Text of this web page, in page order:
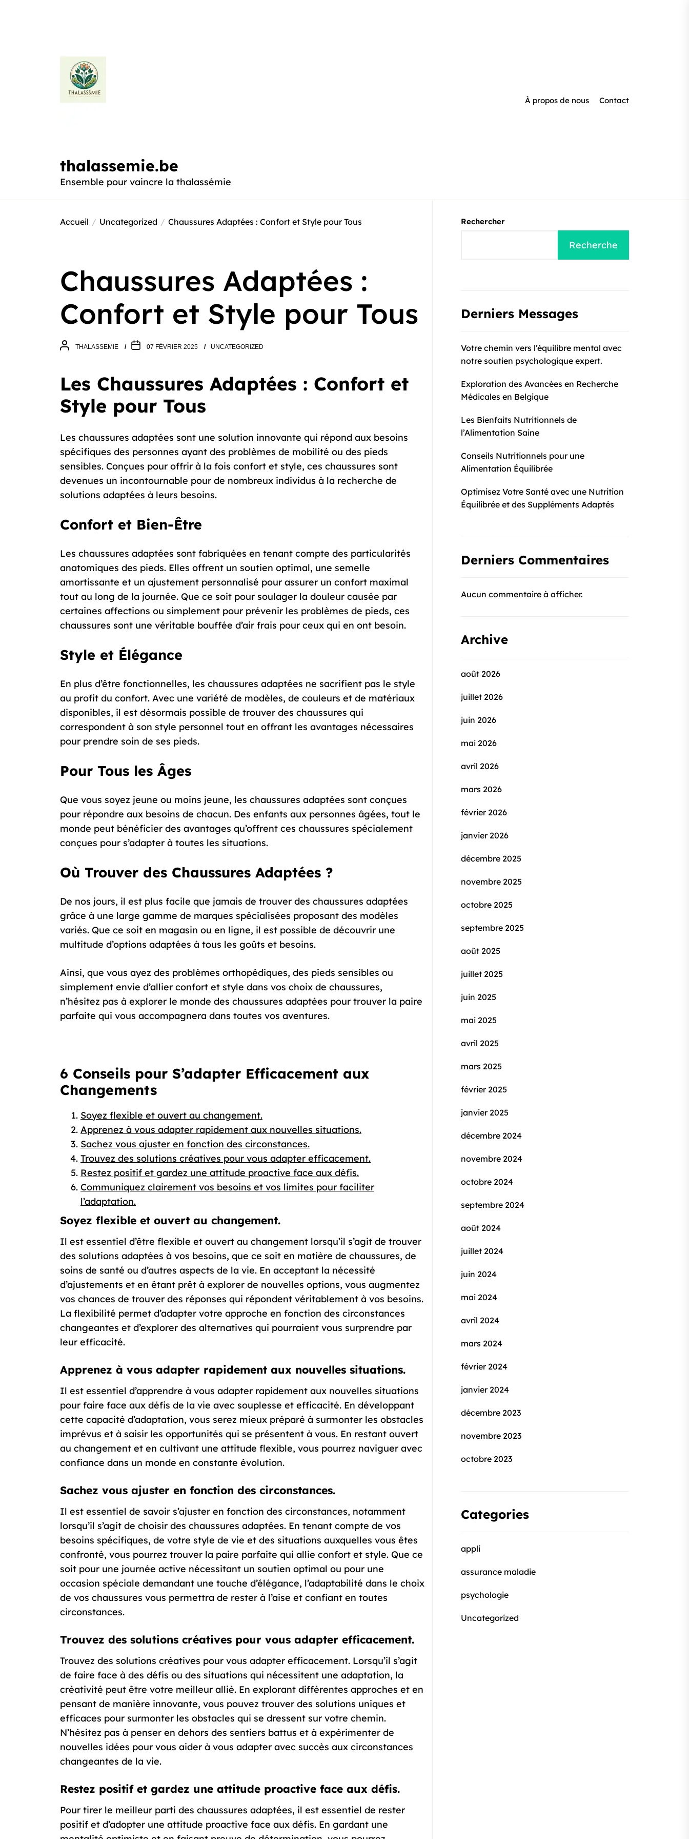
thalassemie.be
thalassemie.be
Ensemble pour vaincre la thalassémie
À propos de nous Contact
Accueil Uncategorized Chaussures Adaptées : Confort et Style pour Tous
Chaussures Adaptées :
Confort et Style pour Tous
THALASSEMIE 07 FÉVRIER 2025 UNCATEGORIZED
Les Chaussures Adaptées : Confort et
Style pour Tous
Les chaussures adaptées sont une solution innovante qui répond aux besoins
spécifiques des personnes ayant des problèmes de mobilité ou des pieds
sensibles. Conçues pour offrir à la fois confort et style, ces chaussures sont
devenues un incontournable pour de nombreux individus à la recherche de
solutions adaptées à leurs besoins.
Confort et Bien-Être
Les chaussures adaptées sont fabriquées en tenant compte des particularités
anatomiques des pieds. Elles offrent un soutien optimal, une semelle
amortissante et un ajustement personnalisé pour assurer un confort maximal
tout au long de la journée. Que ce soit pour soulager la douleur causée par
certaines affections ou simplement pour prévenir les problèmes de pieds, ces
chaussures sont une véritable bouffée d’air frais pour ceux qui en ont besoin.
Style et Élégance
En plus d’être fonctionnelles, les chaussures adaptées ne sacrifient pas le style
au profit du confort. Avec une variété de modèles, de couleurs et de matériaux
disponibles, il est désormais possible de trouver des chaussures qui
correspondent à son style personnel tout en offrant les avantages nécessaires
pour prendre soin de ses pieds.
Pour Tous les Âges
Que vous soyez jeune ou moins jeune, les chaussures adaptées sont conçues
pour répondre aux besoins de chacun. Des enfants aux personnes âgées, tout le
monde peut bénéficier des avantages qu’offrent ces chaussures spécialement
conçues pour s’adapter à toutes les situations.
Où Trouver des Chaussures Adaptées ?
De nos jours, il est plus facile que jamais de trouver des chaussures adaptées
grâce à une large gamme de marques spécialisées proposant des modèles
variés. Que ce soit en magasin ou en ligne, il est possible de découvrir une
multitude d’options adaptées à tous les goûts et besoins.
Ainsi, que vous ayez des problèmes orthopédiques, des pieds sensibles ou
simplement envie d’allier confort et style dans vos choix de chaussures,
n’hésitez pas à explorer le monde des chaussures adaptées pour trouver la paire
parfaite qui vous accompagnera dans toutes vos aventures.
6 Conseils pour S’adapter Efficacement aux
Changements
Soyez flexible et ouvert au changement.
Apprenez à vous adapter rapidement aux nouvelles situations.
Sachez vous ajuster en fonction des circonstances.
Trouvez des solutions créatives pour vous adapter efficacement.
Restez positif et gardez une attitude proactive face aux défis.
Communiquez clairement vos besoins et vos limites pour faciliter
l’adaptation.
Soyez flexible et ouvert au changement.
Il est essentiel d’être flexible et ouvert au changement lorsqu’il s’agit de trouver
des solutions adaptées à vos besoins, que ce soit en matière de chaussures, de
soins de santé ou d’autres aspects de la vie. En acceptant la nécessité
d’ajustements et en étant prêt à explorer de nouvelles options, vous augmentez
vos chances de trouver des réponses qui répondent véritablement à vos besoins.
La flexibilité permet d’adapter votre approche en fonction des circonstances
changeantes et d’explorer des alternatives qui pourraient vous surprendre par
leur efficacité.
Apprenez à vous adapter rapidement aux nouvelles situations.
Il est essentiel d’apprendre à vous adapter rapidement aux nouvelles situations
pour faire face aux défis de la vie avec souplesse et efficacité. En développant
cette capacité d’adaptation, vous serez mieux préparé à surmonter les obstacles
imprévus et à saisir les opportunités qui se présentent à vous. En restant ouvert
au changement et en cultivant une attitude flexible, vous pourrez naviguer avec
confiance dans un monde en constante évolution.
Sachez vous ajuster en fonction des circonstances.
Il est essentiel de savoir s’ajuster en fonction des circonstances, notamment
lorsqu’il s’agit de choisir des chaussures adaptées. En tenant compte de vos
besoins spécifiques, de votre style de vie et des situations auxquelles vous êtes
confronté, vous pourrez trouver la paire parfaite qui allie confort et style. Que ce
soit pour une journée active nécessitant un soutien optimal ou pour une
occasion spéciale demandant une touche d’élégance, l’adaptabilité dans le choix
de vos chaussures vous permettra de rester à l’aise et confiant en toutes
circonstances.
Trouvez des solutions créatives pour vous adapter efficacement.
Trouvez des solutions créatives pour vous adapter efficacement. Lorsqu’il s’agit
de faire face à des défis ou des situations qui nécessitent une adaptation, la
créativité peut être votre meilleur allié. En explorant différentes approches et en
pensant de manière innovante, vous pouvez trouver des solutions uniques et
efficaces pour surmonter les obstacles qui se dressent sur votre chemin.
N’hésitez pas à penser en dehors des sentiers battus et à expérimenter de
nouvelles idées pour vous aider à vous adapter avec succès aux circonstances
changeantes de la vie.
Restez positif et gardez une attitude proactive face aux défis.
Pour tirer le meilleur parti des chaussures adaptées, il est essentiel de rester
positif et d’adopter une attitude proactive face aux défis. En gardant une
Rechercher
Recherche
Derniers Messages
Votre chemin vers l’équilibre mental avec
notre soutien psychologique expert.
Exploration des Avancées en Recherche
Médicales en Belgique
Les Bienfaits Nutritionnels de
l’Alimentation Saine
Conseils Nutritionnels pour une
Alimentation Équilibrée
Optimisez Votre Santé avec une Nutrition
Équilibrée et des Suppléments Adaptés
Derniers Commentaires
Aucun commentaire à afficher.
Archive
août 2026
juillet 2026
juin 2026
mai 2026
avril 2026
mars 2026
février 2026
janvier 2026
décembre 2025
novembre 2025
octobre 2025
septembre 2025
août 2025
juillet 2025
juin 2025
mai 2025
avril 2025
mars 2025
février 2025
janvier 2025
décembre 2024
novembre 2024
octobre 2024
septembre 2024
août 2024
juillet 2024
juin 2024
mai 2024
avril 2024
mars 2024
février 2024
janvier 2024
décembre 2023
novembre 2023
octobre 2023
Categories
appli
assurance maladie
psychologie
Uncategorized